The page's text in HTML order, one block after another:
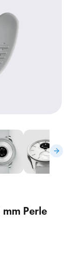
Perle